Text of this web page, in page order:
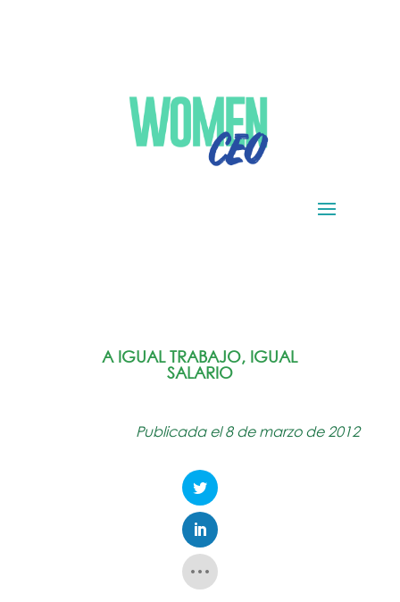
A IGUAL TRABAJO, IGUAL
SALARIO
Publicada el 8 de marzo de 2012